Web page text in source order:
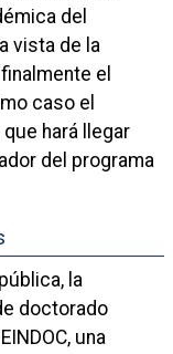
del
vista de la
el
caso el
hará llegar
del programa
la
doctorado
una